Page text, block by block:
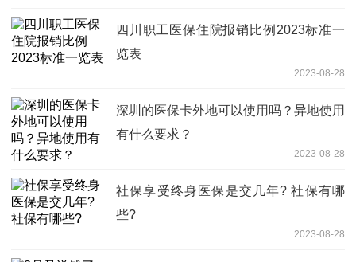
四川职工医保住院报销比例2023标准一
览表
2023-08-28
深圳的医保卡外地可以使用吗？异地使用
有什么要求？
2023-08-28
社保享受终身医保是交几年? 社保有哪
些?
2023-08-28